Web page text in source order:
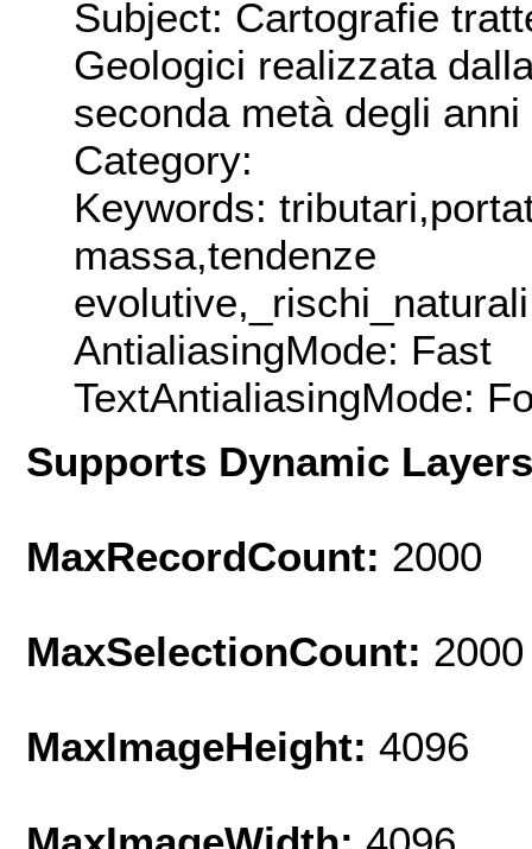
Subject: Cartografie
Geologici realizzata
seconda metà degli anni
Category:
Keywords:
massa,tendenze
AntialiasingMode: Fast
TextAntialiasingMode:
Supports Dynamic
MaxRecordCount: 2000
MaxSelectionCount: 2000
MaxImageHeight: 4096